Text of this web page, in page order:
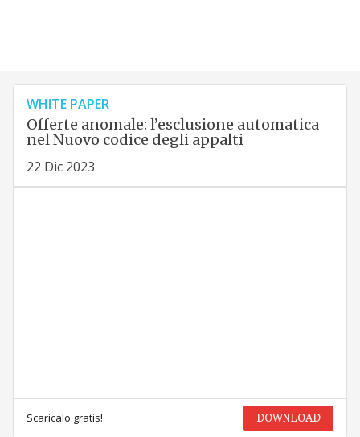
WHITE PAPER
Offerte anomale: l’esclusione automatica
nel Nuovo codice degli appalti
22 Dic 2023
Scaricalo gratis! DOWNLOAD